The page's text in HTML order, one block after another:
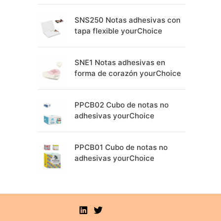
SNS250 Notas adhesivas con
tapa flexible yourChoice
SNE1 Notas adhesivas en
forma de corazón yourChoice
PPCB02 Cubo de notas no
adhesivas yourChoice
PPCB01 Cubo de notas no
adhesivas yourChoice